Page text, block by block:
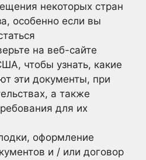
некоторых стран
особенно если вы
на веб-сайте
чтобы узнать, какие
эти документы, при
а также
для их
оформление
и / или договор